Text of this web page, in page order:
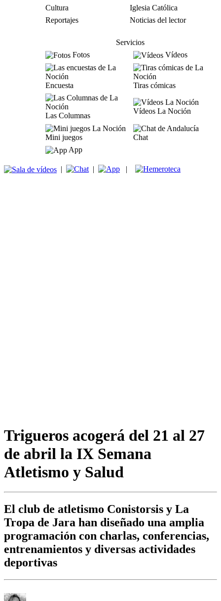
Cultura
Iglesia Católica
Reportajes
Noticias del lector
Servicios
Fotos
Vídeos
Encuesta Tiras cómicas
Las Columnas
Vídeos La Noción
Mini juegos
Chat
App
| | |
Trigueros acogerá del 21 al 27
de abril la IX Semana
Atletismo y Salud
El club de atletismo Conistorsis y La
Tropa de Jara han diseñado una amplia
programación con charlas, conferencias,
entrenamientos y diversas actividades
deportivas